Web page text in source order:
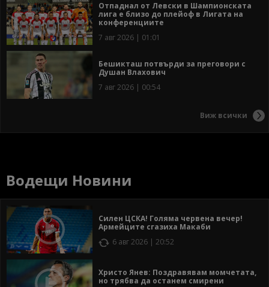
Отпаднал от Левски в Шампионската
лига е близо до плейоф в Лигата на
конференциите
7 авг 2026 | 01:01
Бешикташ потвърди за преговори с
Душан Влахович
7 авг 2026 | 00:54
Виж всички
Водещи Новини
Силен ЦСКА! Голяма червена вечер!
Армейците сгазиха Макаби
6 авг 2026 | 20:52
Христо Янев: Поздравявам момчетата,
но трябва да останем смирени